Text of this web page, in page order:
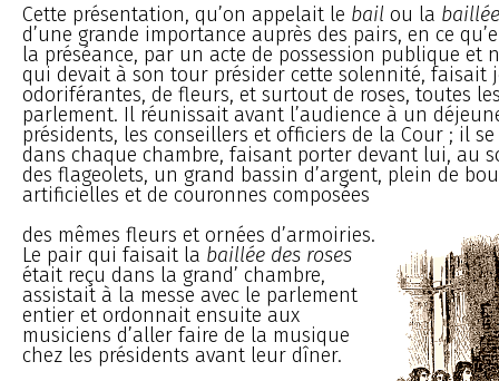
Cette présentation, qu’on appelait le bail ou la
d’une grande importance auprès des pairs, en ce
la préséance, par un acte de possession publique et
qui devait à son tour présider cette solennité, faisait
odoriférantes, de fleurs, et surtout de roses, toutes
parlement. Il réunissait avant l’audience à un
présidents, les conseillers et officiers de la Cour ; il
dans chaque chambre, faisant porter devant lui, au
des flageolets, un grand bassin d’argent, plein de
artificielles et de couronnes composées
des mêmes fleurs et ornées d’armoiries.
Le pair qui faisait la baillée des roses
était reçu dans la grand’ chambre,
assistait à la messe avec le parlement
entier et ordonnait ensuite aux
musiciens d’aller faire de la musique
chez les présidents avant leur dîner.